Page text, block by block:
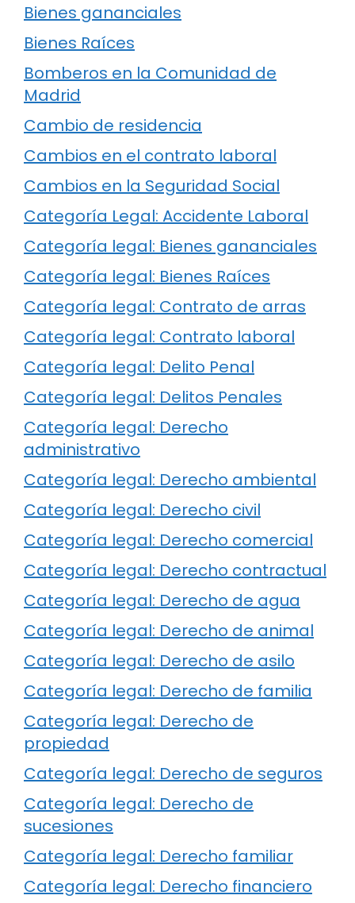
Bienes gananciales
Bienes Raíces
Bomberos en la Comunidad de
Madrid
Cambio de residencia
Cambios en el contrato laboral
Cambios en la Seguridad Social
Categoría Legal: Accidente Laboral
Categoría legal: Bienes gananciales
Categoría legal: Bienes Raíces
Categoría legal: Contrato de arras
Categoría legal: Contrato laboral
Categoría legal: Delito Penal
Categoría legal: Delitos Penales
Categoría legal: Derecho
administrativo
Categoría legal: Derecho ambiental
Categoría legal: Derecho civil
Categoría legal: Derecho comercial
Categoría legal: Derecho contractual
Categoría legal: Derecho de agua
Categoría legal: Derecho de animal
Categoría legal: Derecho de asilo
Categoría legal: Derecho de familia
Categoría legal: Derecho de
propiedad
Categoría legal: Derecho de seguros
Categoría legal: Derecho de
sucesiones
Categoría legal: Derecho familiar
Categoría legal: Derecho financiero